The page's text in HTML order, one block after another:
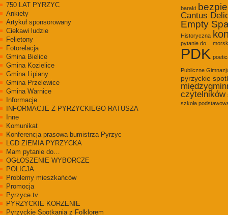
750 LAT PYRZYC
Ankiety
Artykuł sponsorowany
Ciekawi ludzie
Felietony
Fotorelacja
Gmina Bielice
Gmina Kozielice
Gmina Lipiany
Gmina Przelewice
Gmina Warnice
Informacje
INFORMACJE Z PYRZYCKIEGO RATUSZA
Inne
Komunikat
Konferencja prasowa bumistrza Pyrzyc
LGD ZIEMIA PYRZYCKA
Mam pytanie do…
OGŁOSZENIE WYBORCZE
POLICJA
Problemy mieszkańców
Promocja
Pyrzyce.tv
PYRZYCKIE KORZENIE
Pyrzyckie Spotkania z Folklorem
baraki
Cantus
Empty
Historyczna
pytanie do...
PDK
Publiczne
pyrzyckie
czytelników
szkoła